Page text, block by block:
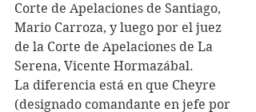
Corte de Apelaciones de Santiago,
Mario Carroza, y luego por el juez
de la Corte de Apelaciones de La
Serena, Vicente Hormazábal.
La diferencia está en que Cheyre
(designado comandante en jefe por